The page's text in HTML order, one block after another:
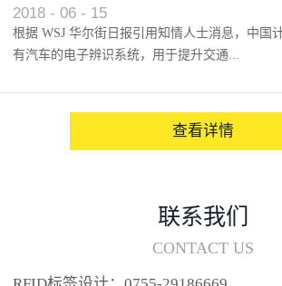
架构辨识系统
2018 - 06 - 15
根据 WSJ 华尔街日报引用知情人士消息，中国
有汽车的电子辨识系统，用于提升交通...
查看详情
联系我们
CONTACT US